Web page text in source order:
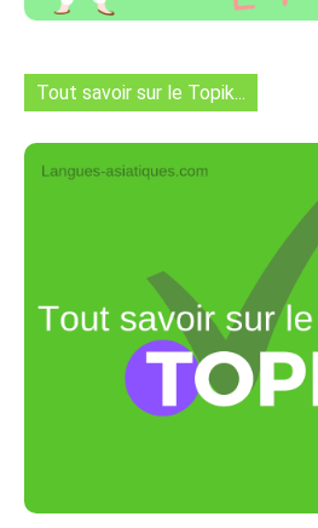
Tout savoir sur le Topik...